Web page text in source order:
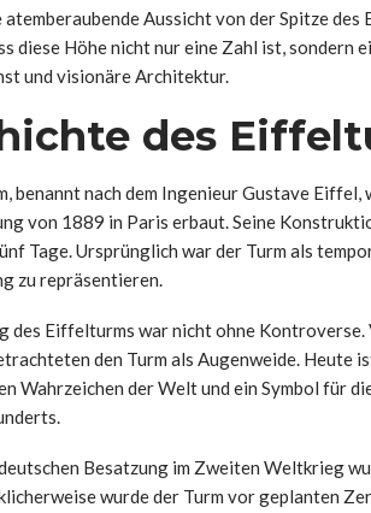
atemberaubende Aussicht von der Spitze
diese Höhe nicht nur eine Zahl ist, sondern
und visionäre Architektur.
des
benannt nach dem Ingenieur Gustave Eiffel,
von 1889 in Paris erbaut. Seine
Tage. Ursprünglich war der Turm als
zu repräsentieren.
des Eiffelturms war nicht ohne
den Turm als Augenweide. Heute
Wahrzeichen der Welt und ein Symbol für
Besatzung im Zweiten Weltkrieg
wurde der Turm vor geplanten